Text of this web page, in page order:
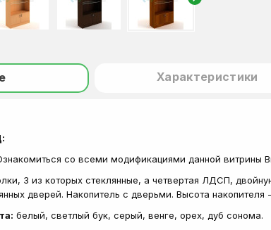
Характеристики
со всеми модификациями данной витрины
3 из которых стеклянные, а четвертая ЛДСП,
дверей. Накопитель с дверьми. Высота накопителя
белый, светлый бук, серый, венге, орех, дуб сонома.